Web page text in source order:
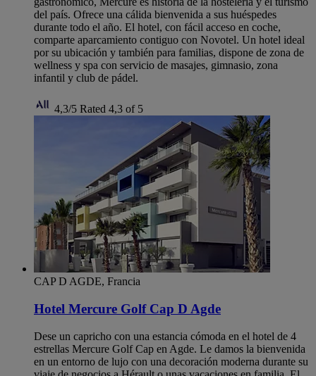
del país. Ofrece una cálida bienvenida a sus huéspedes
durante todo el año. El hotel, con fácil acceso en coche,
comparte aparcamiento contiguo con Novotel. Un hotel ideal
por su ubicación y también para familias, dispone de zona de
wellness y spa con servicio de masajes, gimnasio, zona
infantil y club de pádel.
4,3/5 Rated 4,3 of 5
CAP D AGDE, Francia
Hotel Mercure Golf Cap D Agde
Dese un capricho con una estancia cómoda en el hotel de 4
estrellas Mercure Golf Cap en Agde. Le damos la bienvenida
en un entorno de lujo con una decoración moderna durante su